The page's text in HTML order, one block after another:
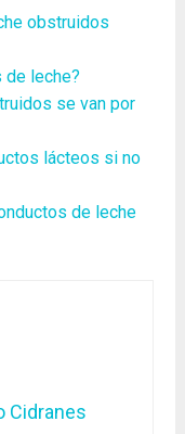
obstruidos
leche?
se van por
lácteos si no
de leche
Cidranes